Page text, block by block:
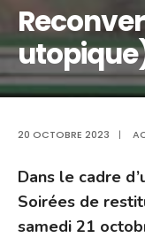
20 OCTOBRE 2023 |
Dans le cadre
Soirées de
samedi 21